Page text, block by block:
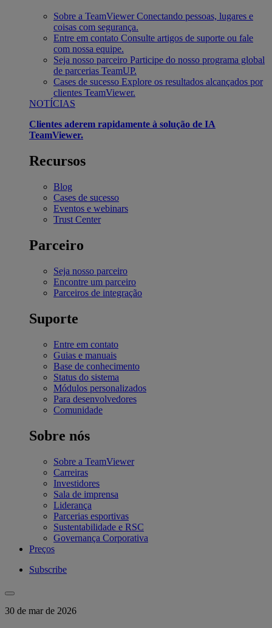
Sobre a TeamViewer Conectando pessoas, lugares e
coisas com segurança.
Entre em contato Consulte artigos de suporte ou fale
com nossa equipe.
Seja nosso parceiro Participe do nosso programa global
de parcerias TeamUP.
Cases de sucesso Explore os resultados alcançados por
clientes TeamViewer.
NOTÍCIAS
Clientes aderem rapidamente à solução de IA
TeamViewer.
Recursos
Blog
Cases de sucesso
Eventos e webinars
Trust Center
Parceiro
Seja nosso parceiro
Encontre um parceiro
Parceiros de integração
Suporte
Entre em contato
Guias e manuais
Base de conhecimento
Status do sistema
Módulos personalizados
Para desenvolvedores
Comunidade
Sobre nós
Sobre a TeamViewer
Carreiras
Investidores
Sala de imprensa
Liderança
Parcerias esportivas
Sustentabilidade e RSC
Governança Corporativa
Preços
Subscribe
30 de mar de 2026